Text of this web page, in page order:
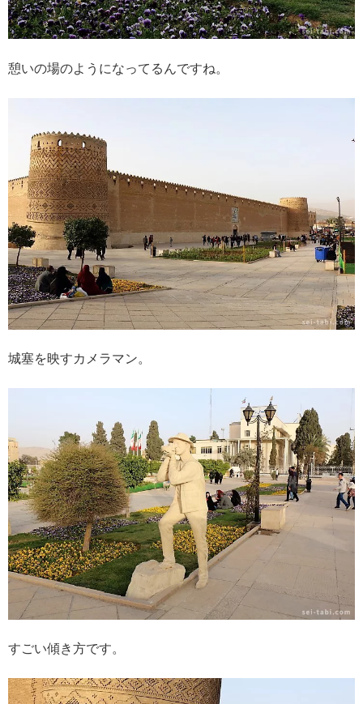
憩いの場のようになってるんですね。
城塞を映すカメラマン。
すごい傾き方です。